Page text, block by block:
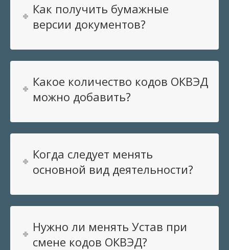
Как получить бумажные
версии документов?
Какое количество кодов ОКВЭД
можно добавить?
Когда следует менять
основной вид деятельности?
Нужно ли менять Устав при
смене кодов ОКВЭД?